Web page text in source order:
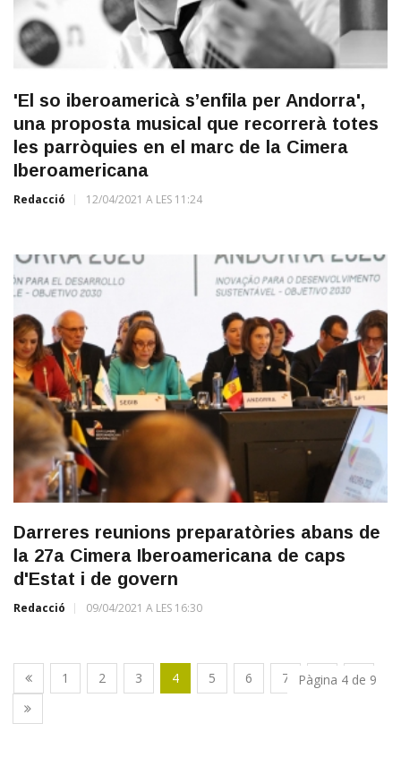
'El so iberoamericà s’enfila per Andorra',
una proposta musical que recorrerà totes
les parròquies en el marc de la Cimera
Iberoamericana
Redacció 12/04/2021 A LES 11:24
Darreres reunions preparatòries abans de
la 27a Cimera Iberoamericana de caps
d'Estat i de govern
Redacció 09/04/2021 A LES 16:30
1 2 3 4 5 6 7 8 9
Pàgina 4 de 9